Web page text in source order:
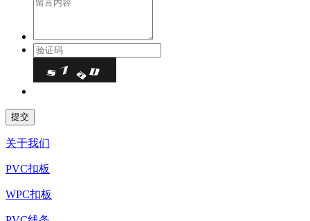
关于我们
PVC扣板
WPC扣板